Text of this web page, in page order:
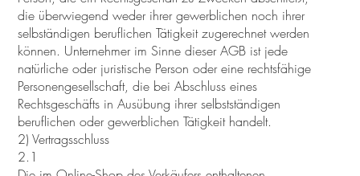
die überwiegend weder ihrer gewerblichen noch ihrer
selbständigen beruflichen Tätigkeit zugerechnet werden
können. Unternehmer im Sinne dieser AGB ist jede
natürliche oder juristische Person oder eine rechtsfähige
Personengesellschaft, die bei Abschluss eines
Rechtsgeschäfts in Ausübung ihrer selbstständigen
beruflichen oder gewerblichen Tätigkeit handelt.
2) Vertragsschluss
2.1